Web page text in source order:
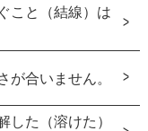
こと（結線）は
が合いません。
した（溶けた）